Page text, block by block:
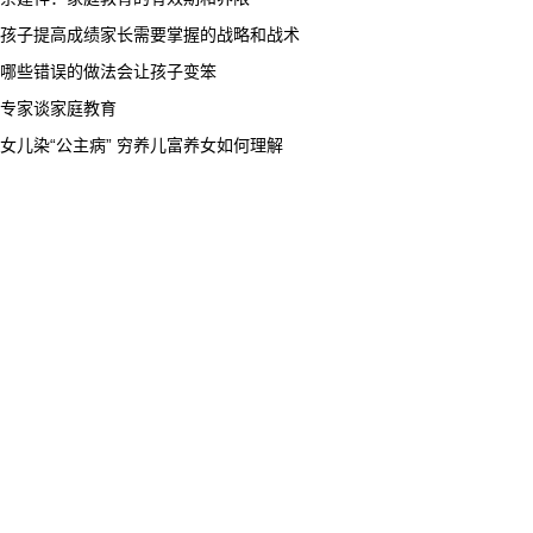
孩子提高成绩家长需要掌握的战略和战术
哪些错误的做法会让孩子变笨
专家谈家庭教育
女儿染“公主病” 穷养儿富养女如何理解